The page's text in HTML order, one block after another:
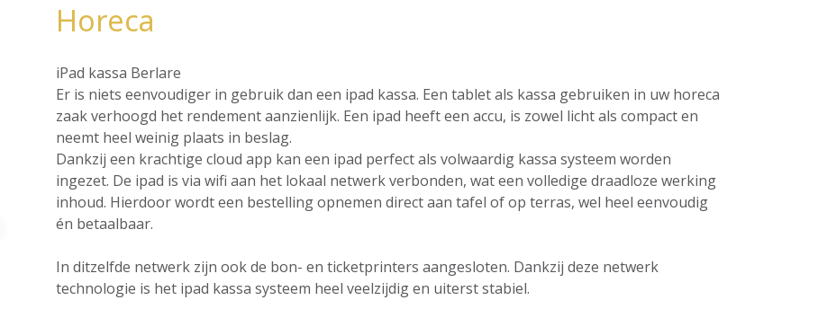
Horeca
iPad kassa Berlare
Er is niets eenvoudiger in gebruik dan een ipad kassa. Een tablet als kassa gebruiken in uw horeca
zaak verhoogd het rendement aanzienlijk. Een ipad heeft een accu, is zowel licht als compact en
neemt heel weinig plaats in beslag.
Dankzij een krachtige cloud app kan een ipad perfect als volwaardig kassa systeem worden
ingezet. De ipad is via wifi aan het lokaal netwerk verbonden, wat een volledige draadloze werking
inhoud. Hierdoor wordt een bestelling opnemen direct aan tafel of op terras, wel heel eenvoudig
én betaalbaar.
In ditzelfde netwerk zijn ook de bon- en ticketprinters aangesloten. Dankzij deze netwerk
technologie is het ipad kassa systeem heel veelzijdig en uiterst stabiel.